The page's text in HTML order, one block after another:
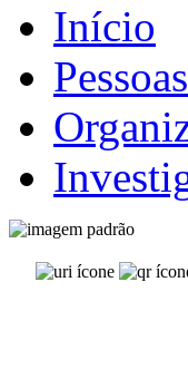
Início
Pessoas